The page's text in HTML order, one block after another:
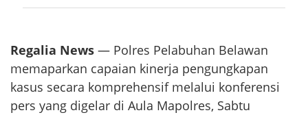
Regalia News — Polres Pelabuhan Belawan
memaparkan capaian kinerja pengungkapan
kasus secara komprehensif melalui konferensi
pers yang digelar di Aula Mapolres, Sabtu